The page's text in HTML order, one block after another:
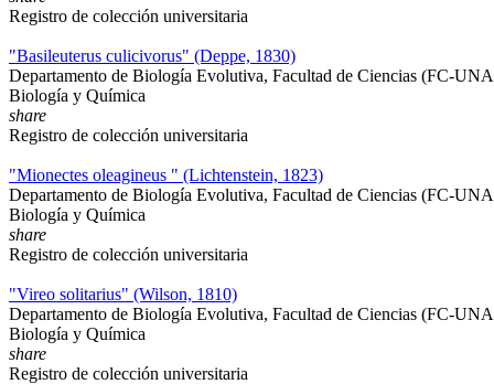
Registro de colección universitaria
"Basileuterus culicivorus" (Deppe, 1830)
Departamento de Biología Evolutiva, Facultad de Ciencias (FC-
Biología y Química
share
Registro de colección universitaria
"Mionectes oleagineus " (Lichtenstein, 1823)
Departamento de Biología Evolutiva, Facultad de Ciencias (FC-
Biología y Química
share
Registro de colección universitaria
"Vireo solitarius" (Wilson, 1810)
Departamento de Biología Evolutiva, Facultad de Ciencias (FC-
Biología y Química
share
Registro de colección universitaria